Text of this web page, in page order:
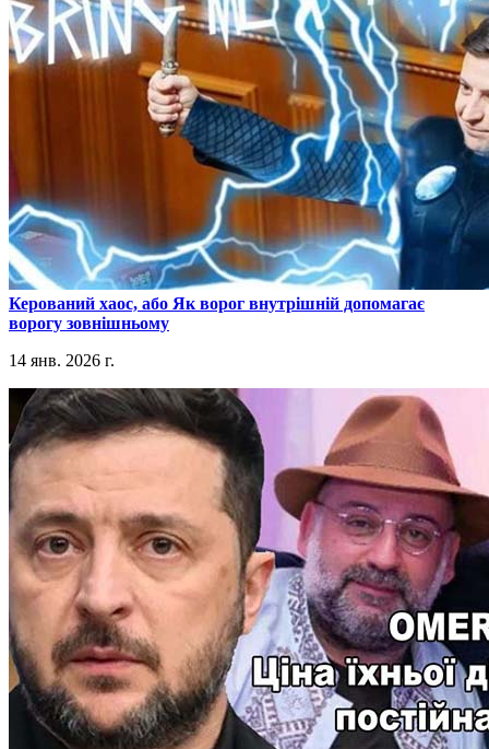
​Керований хаос, або Як ворог внутрішній допомагає
ворогу зовнішньому
14 янв. 2026 г.